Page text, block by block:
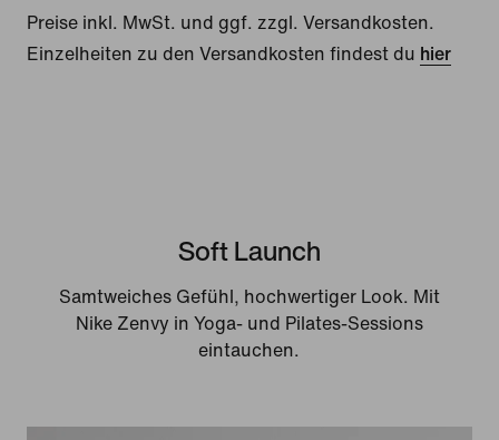
Preise inkl. MwSt. und ggf. zzgl. Versandkosten.
Einzelheiten zu den Versandkosten findest du hier
Soft Launch
Samtweiches Gefühl, hochwertiger Look. Mit
Nike Zenvy in Yoga- und Pilates-Sessions
eintauchen.